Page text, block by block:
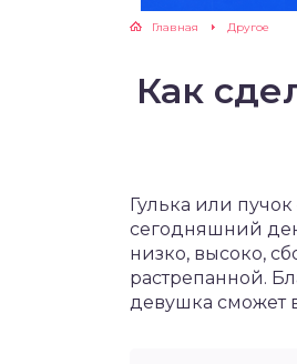
Главная Другое
Как
Гулька или
сегодняшний
низко, высоко,
растрепанной.
девушка сможет